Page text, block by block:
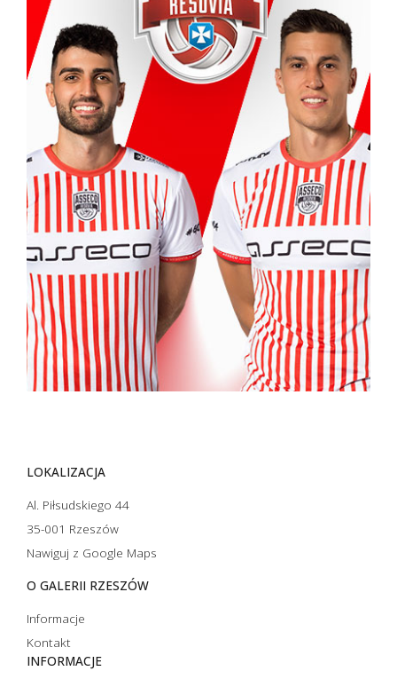
LOKALIZACJA
Al. Piłsudskiego 44
35-001 Rzeszów
Nawiguj z Google Maps
O GALERII RZESZÓW
Informacje
Kontakt
INFORMACJE